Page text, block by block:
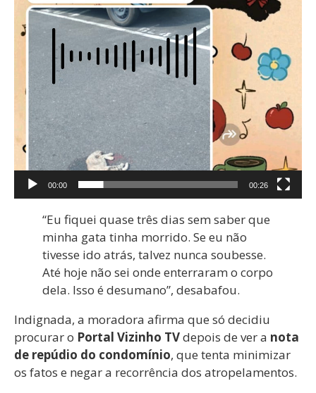
00:00 00:26
“Eu fiquei quase três dias sem saber que
minha gata tinha morrido. Se eu não
tivesse ido atrás, talvez nunca soubesse.
Até hoje não sei onde enterraram o corpo
dela. Isso é desumano”, desabafou.
Indignada, a moradora afirma que só decidiu
procurar o Portal Vizinho TVdepois de ver a nota
de repúdio do condomínio, que tenta minimizar
os fatos e negar a recorrência dos atropelamentos.